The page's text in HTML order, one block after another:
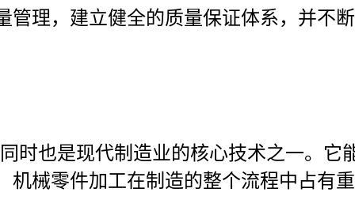
管理，建立健全的质量保证体系，并不
时也是现代制造业的核心技术之一。它
机械零件加工在制造的整个流程中占有